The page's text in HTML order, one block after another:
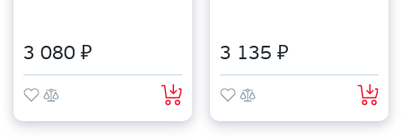
3 080 ₽ 3 135 ₽